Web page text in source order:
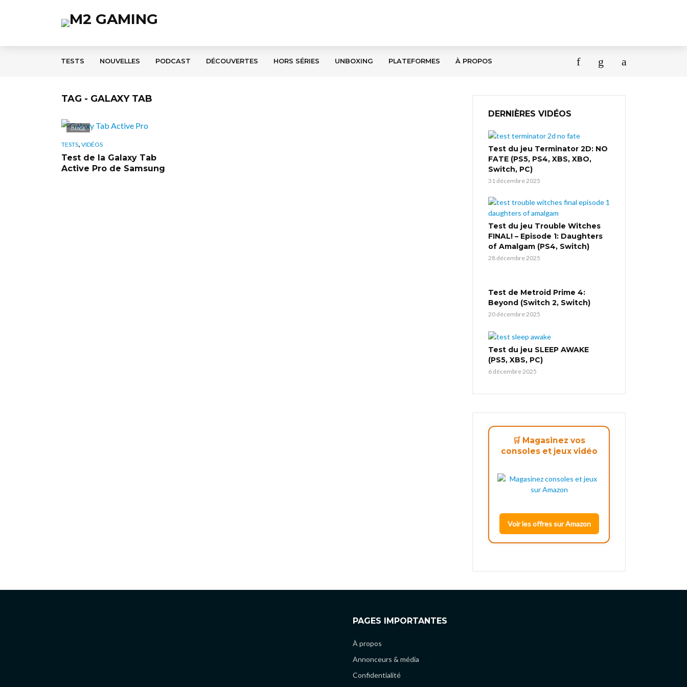
TESTS NOUVELLES PODCAST DÉCOUVERTES HORS SÉRIES UNBOXING PLATEFORMES À PROPOS
TAG - GALAXY TAB
IMAGE
TESTS, VIDÉOS
Test de la Galaxy Tab
Active Pro de Samsung
DERNIÈRES VIDÉOS
Test du jeu Terminator 2D: NO
FATE (PS5, PS4, XBS, XBO,
Switch, PC)
31 décembre 2025
Test du jeu Trouble Witches
FINAL! – Episode 1: Daughters
of Amalgam (PS4, Switch)
28 décembre 2025
Test de Metroid Prime 4:
Beyond (Switch 2, Switch)
20 décembre 2025
Test du jeu SLEEP AWAKE
(PS5, XBS, PC)
6 décembre 2025
🛒 Magasinez vos
consoles et jeux vidéo
Voir les offres sur Amazon
PAGES IMPORTANTES
À propos
Annonceurs & média
Confidentialité